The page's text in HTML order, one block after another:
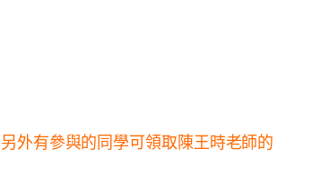
外有參與的同學可領取陳王時老師的